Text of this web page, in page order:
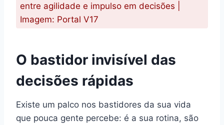
entre agilidade e impulso em decisões |
Imagem: Portal V17
O bastidor invisível das
decisões rápidas
Existe um palco nos bastidores da sua vida
que pouca gente percebe: é a sua rotina, são